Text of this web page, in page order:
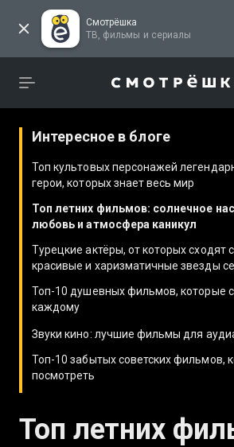
Смотрёшка
ТВ, фильмы и сериалы
Топ летних
Интересное в блоге
Топ культовых персонажей
герои, которых знает весь мир
Топ летних фильмов: солнечное
любовь и атмосфера каникул
Турецкие актёры, от которых сходят
красивые и харизматичные звезды
Топ-10 душевных фильмов, которые
каждому
Звуки кино: лучшие фильмы для
Топ-10 забытых советских фильмов,
посмотреть